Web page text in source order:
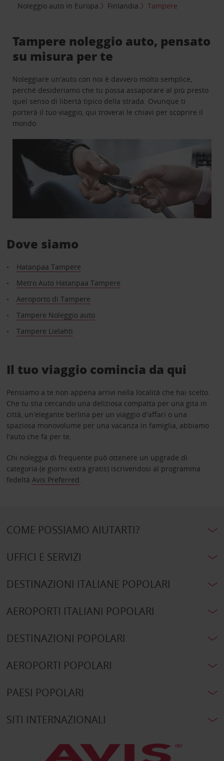
Noleggio auto in Europa
Finlandia Tampere
Tampere noleggio auto, pensato
su misura per te
Noleggiare un'auto con noi è davvero molto semplice,
perché desideriamo che tu possa assaporare al più presto
quel senso di libertà tipico della strada. Ovunque ti
porterà il tuo viaggio, qui troverai le chiavi per scoprire il
mondo.
Dove siamo
Hatanpaa Tampere
Metro Auto Hatanpaa Tampere
Aeroporto di Tampere
Tampere Noleggio auto
Tampere Lielahti
Il tuo viaggio comincia da qui
Pensiamo a te non appena arrivi nella località che hai scelto.
Che tu stia cercando una deliziosa compatta per una gita in
città, un'elegante berlina per un viaggio d'affari o una
spaziosa monovolume per una vacanza in famiglia, abbiamo
l'auto che fa per te.
Chi noleggia di frequente può ottenere un upgrade di
categoria (e giorni extra gratis) iscrivendosi al programma
fedeltà Avis Preferred.
COME POSSIAMO AIUTARTI?
UFFICI E SERVIZI
DESTINAZIONI ITALIANE POPOLARI
AEROPORTI ITALIANI POPOLARI
DESTINAZIONI POPOLARI
AEROPORTI POPOLARI
PAESI POPOLARI
SITI INTERNAZIONALI